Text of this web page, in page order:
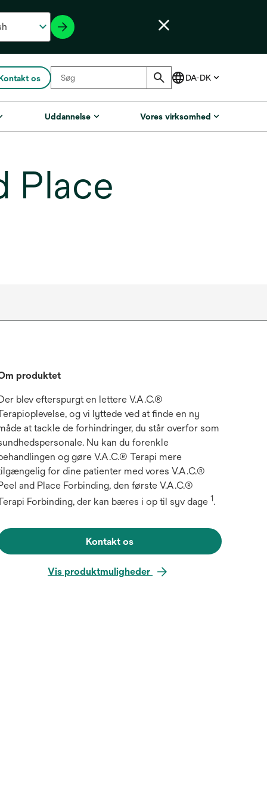
os
Uddannelse Vores virksomhed
Place
produktet
blev efterspurgt en lettere V.A.C.®
og vi lyttede ved at finde en ny
at tackle de forhindringer, du står overfor som
Nu kan du forenkle
og gøre V.A.C.® Terapi mere
for dine patienter med vores V.A.C.®
and Place Forbinding, den første V.A.C.®
Forbinding, der kan bæres i op til syv dage 1.
Kontakt os
Vis produktmuligheder